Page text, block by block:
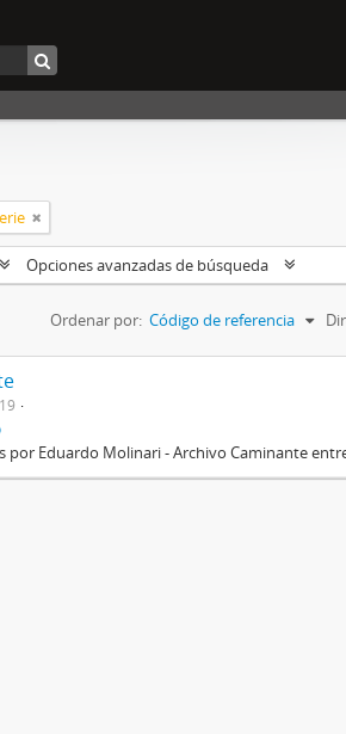
Opciones avanzadas de búsqueda
Ordenar por: Código de referencia
Eduardo Molinari - Archivo Caminante